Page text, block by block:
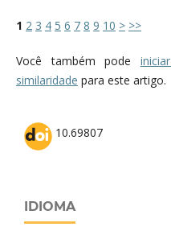
1 2 3 4 5 6 7 8 9 10 > >>
Você também pode
similaridade para este artigo.
10.69807
IDIOMA